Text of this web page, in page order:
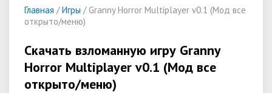
Главная /Игры / Granny Horror Multiplayer v0.1 (Мод все
открыто/меню)
Скачать взломанную игру Granny
Horror Multiplayer v0.1 (Мод все
открыто/меню)